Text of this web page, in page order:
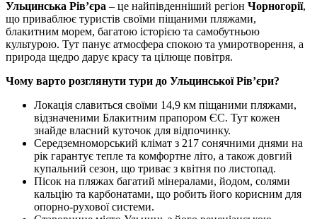
Ульцинська Рів’єра – це найпівденніший регіон Чорногорії,
що приваблює туристів своїми піщаними пляжами,
блакитним морем, багатою історією та самобутньою
культурою. Тут панує атмосфера спокою та умиротворення, а
природа щедро дарує красу та цілюще повітря.
Чому варто розглянути тури до Ульцинської Рів’єри?
Локація славиться своїми 14,9 км піщаними пляжами,
відзначеними Блакитним прапором ЄС. Тут кожен
знайде власний куточок для відпочинку.
Середземноморський клімат з 217 сонячними днями на
рік гарантує тепле та комфортне літо, а також довгий
купальний сезон, що триває з квітня по листопад.
Пісок на пляжах багатий мінералами, йодом, солями
кальцію та карбонатами, що робить його корисним для
опорно-рухової системи.